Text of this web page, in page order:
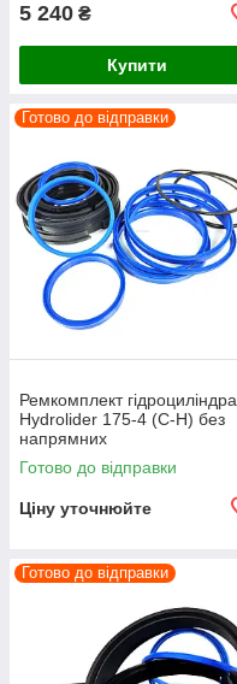
5 240 ₴
Купити
Готово до відправки
Ремкомплект гідроциліндра
Hydrolider 175-4 (C-H) без
напрямних
Готово до відправки
Ціну уточнюйте
Готово до відправки